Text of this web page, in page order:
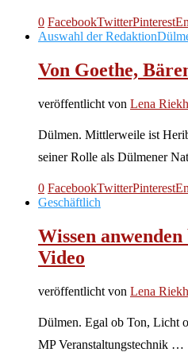
0 FacebookTwitterPinterest
Auswahl der Redaktion
Von Goethe,
veröffentlicht von Lena
Dülmen. Mittlerweile ist
seiner Rolle als Dülmener
0 FacebookTwitterPinterest
Geschäftlich
Wissen
Video
veröffentlicht von Lena
Dülmen. Egal ob Ton, Licht
MP Veranstaltungstechnik …